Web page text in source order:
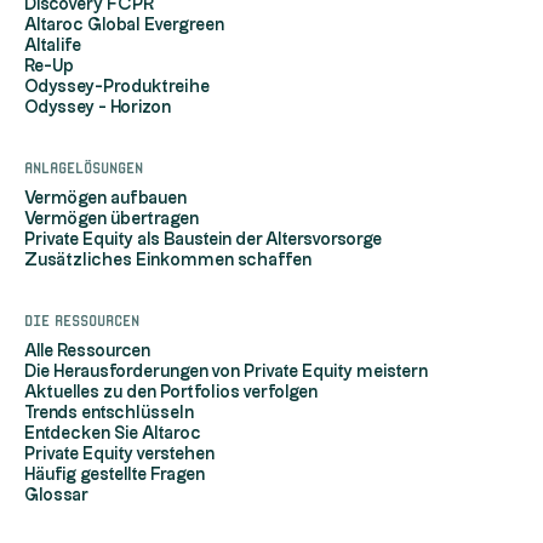
Discovery FCPR
Altaroc Global Evergreen
Altalife
Re-Up
Odyssey-Produktreihe
Odyssey - Horizon
Anlagelösungen
Vermögen aufbauen
Vermögen übertragen
Private Equity als Baustein der Altersvorsorge
Zusätzliches Einkommen schaffen
Die Ressourcen
Alle Ressourcen
Die Herausforderungen von Private Equity meistern
Aktuelles zu den Portfolios verfolgen
Trends entschlüsseln
Entdecken Sie Altaroc
Private Equity verstehen
Häufig gestellte Fragen
Glossar